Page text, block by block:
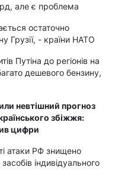
але є проблема
остаточно
Грузії, - країни НАТО
Путіна до регіонів на
дешевого бензину,
невтішний прогноз
збіжжя:
цифри
атаки РФ знищено
індивідуального